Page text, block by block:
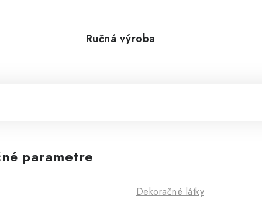
Ručná výroba
parametre
Dekoračné látky